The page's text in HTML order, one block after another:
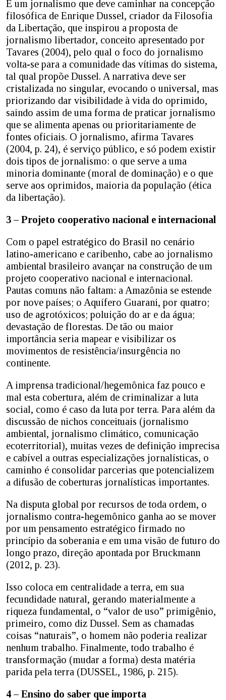
É um jornalismo que deve caminhar na concepção
filosófica de Enrique Dussel, criador da Filosofia
da Libertação, que inspirou a proposta de
jornalismo libertador, conceito apresentado por
Tavares (2004), pelo qual o foco do jornalismo
volta-se para a comunidade das vítimas do sistema,
tal qual propõe Dussel. A narrativa deve ser
cristalizada no singular, evocando o universal, mas
priorizando dar visibilidade à vida do oprimido,
saindo assim de uma forma de praticar jornalismo
que se alimenta apenas ou prioritariamente de
fontes oficiais. O jornalismo, afirma Tavares
(2004, p. 24), é serviço público, e só podem existir
dois tipos de jornalismo: o que serve a uma
minoria dominante (moral de dominação) e o que
serve aos oprimidos, maioria da população (ética
da libertação).
3 – Projeto cooperativo nacional e internacional
Com o papel estratégico do Brasil no cenário
latino-americano e caribenho, cabe ao jornalismo
ambiental brasileiro avançar na construção de um
projeto cooperativo nacional e internacional.
Pautas comuns não faltam: a Amazônia se estende
por nove países; o Aquífero Guarani, por quatro;
uso de agrotóxicos; poluição do ar e da água;
devastação de florestas. De tão ou maior
importância seria mapear e visibilizar os
movimentos de resistência/insurgência no
continente.
A imprensa tradicional/hegemônica faz pouco e
mal esta cobertura, além de criminalizar a luta
social, como é caso da luta por terra. Para além da
discussão de nichos conceituais (jornalismo
ambiental, jornalismo climático, comunicação
ecoterritorial), muitas vezes de definição imprecisa
e cabível a outras especializações jornalísticas, o
caminho é consolidar parcerias que potencializem
a difusão de coberturas jornalísticas importantes.
Na disputa global por recursos de toda ordem, o
jornalismo contra-hegemônico ganha ao se mover
por um pensamento estratégico firmado no
princípio da soberania e em uma visão de futuro do
longo prazo, direção apontada por Bruckmann
(2012, p. 23).
Isso coloca em centralidade a terra, em sua
fecundidade natural, gerando materialmente a
riqueza fundamental, o “valor de uso” primigênio,
primeiro, como diz Dussel. Sem as chamadas
coisas “naturais”, o homem não poderia realizar
nenhum trabalho. Finalmente, todo trabalho é
transformação (mudar a forma) desta matéria
parida pela terra (DUSSEL, 1986, p. 215).
4 – Ensino do saber que importa